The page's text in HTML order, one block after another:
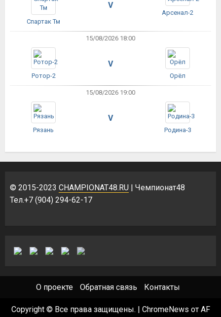
Спартак Тм
V
Арсенал-2
15/08/2026 18:00
Ротор-2
V
Орёл
15/08/2026 19:00
Рязань
V
Родина-3
© 2015-2023 CHAMPIONAT48.RU | Чемпионат48
Тел.+7 (904) 294-62-17
О проекте Обратная связь Контакты
Copyright © Все права защищены. ChromeNews от AF